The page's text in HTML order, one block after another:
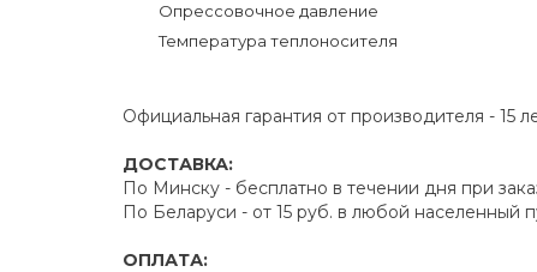
Опрессовочное давление
Температура теплоносителя
Официальная гарантия от производителя - 15
ДОСТАВКА:
По Минску - бесплатно в течении дня при
По Беларуси - от 15 руб. в любой населенный
ОПЛАТА: